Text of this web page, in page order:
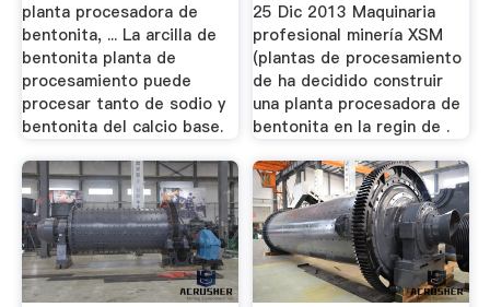
planta procesadora de
bentonita, ... La arcilla de
bentonita planta de
procesamiento puede
procesar tanto de sodio y
bentonita del calcio base.
25 Dic 2013 Maquinaria
profesional minería XSM
(plantas de procesamiento
de ha decidido construir
una planta procesadora de
bentonita en la regin de .